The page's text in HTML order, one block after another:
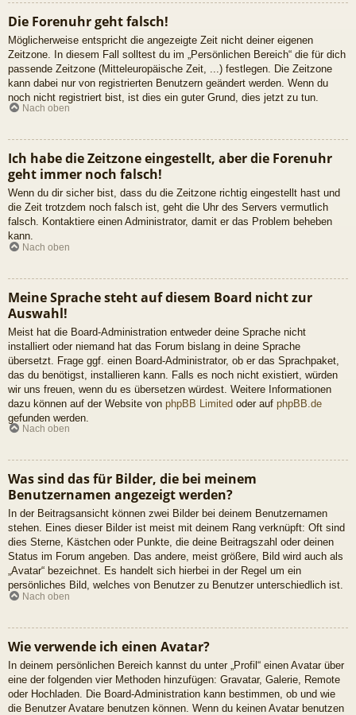
Die Forenuhr geht falsch!
Möglicherweise entspricht die angezeigte Zeit nicht deiner eigenen
Zeitzone. In diesem Fall solltest du im „Persönlichen Bereich“ die für dich
passende Zeitzone (Mitteleuropäische Zeit, ...) festlegen. Die Zeitzone
kann dabei nur von registrierten Benutzern geändert werden. Wenn du
noch nicht registriert bist, ist dies ein guter Grund, dies jetzt zu tun.
Nach oben
Ich habe die Zeitzone eingestellt, aber die Forenuhr
geht immer noch falsch!
Wenn du dir sicher bist, dass du die Zeitzone richtig eingestellt hast und
die Zeit trotzdem noch falsch ist, geht die Uhr des Servers vermutlich
falsch. Kontaktiere einen Administrator, damit er das Problem beheben
kann.
Nach oben
Meine Sprache steht auf diesem Board nicht zur
Auswahl!
Meist hat die Board-Administration entweder deine Sprache nicht
installiert oder niemand hat das Forum bislang in deine Sprache
übersetzt. Frage ggf. einen Board-Administrator, ob er das Sprachpaket,
das du benötigst, installieren kann. Falls es noch nicht existiert, würden
wir uns freuen, wenn du es übersetzen würdest. Weitere Informationen
dazu können auf der Website von phpBB Limited oder auf phpBB.de
gefunden werden.
Nach oben
Was sind das für Bilder, die bei meinem
Benutzernamen angezeigt werden?
In der Beitragsansicht können zwei Bilder bei deinem Benutzernamen
stehen. Eines dieser Bilder ist meist mit deinem Rang verknüpft: Oft sind
dies Sterne, Kästchen oder Punkte, die deine Beitragszahl oder deinen
Status im Forum angeben. Das andere, meist größere, Bild wird auch als
„Avatar“ bezeichnet. Es handelt sich hierbei in der Regel um ein
persönliches Bild, welches von Benutzer zu Benutzer unterschiedlich ist.
Nach oben
Wie verwende ich einen Avatar?
In deinem persönlichen Bereich kannst du unter „Profil“ einen Avatar über
eine der folgenden vier Methoden hinzufügen: Gravatar, Galerie, Remote
oder Hochladen. Die Board-Administration kann bestimmen, ob und wie
die Benutzer Avatare benutzen können. Wenn du keinen Avatar benutzen